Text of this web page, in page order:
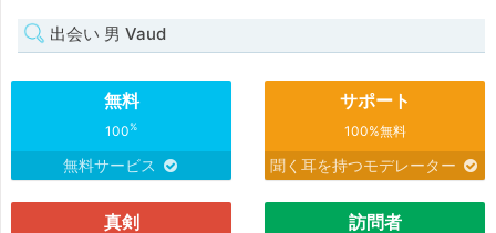
出会い 男 Vaud
無料
100%
無料サービス
サポート
100%無料
聞く耳を持つモデレーター
真剣 訪問者